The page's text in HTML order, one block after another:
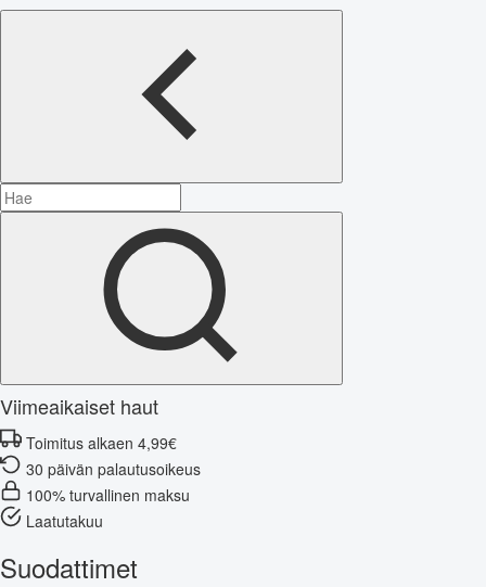
Viimeaikaiset haut
Toimitus alkaen 4,99€
30 päivän palautusoikeus
100% turvallinen maksu
Laatutakuu
Suodattimet